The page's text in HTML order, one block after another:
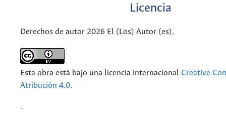
Licencia
Derechos de autor 2026 El (Los) Autor (es).
Esta obra está bajo una licencia internacional Creative
Atribución 4.0.
-